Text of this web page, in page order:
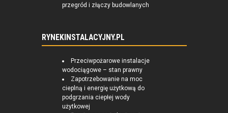
przegród i złączy budowlanych
RYNEKINSTALACYJNY.PL
Przeciwpożarowe instalacje
wodociągowe – stan prawny
Zapotrzebowanie na moc
cieplną i energię użytkową do
podgrzania ciepłej wody
użytkowej